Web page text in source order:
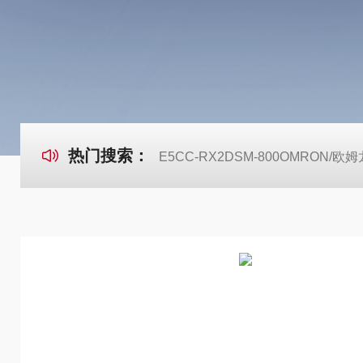
热门搜索： E5CC-RX2DSM-800OMRON/欧